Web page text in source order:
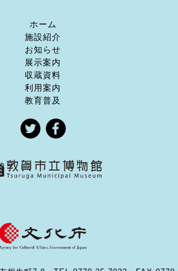
ホーム
施設紹介
お知らせ
展示案内
収蔵資料
利用案内
教育普及